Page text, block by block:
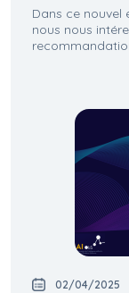
Dans ce nouvel
nous nous
02/04/2025